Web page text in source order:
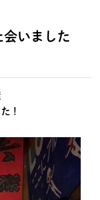
いました
！